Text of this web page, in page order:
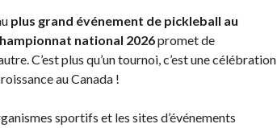
plus grand événement de pickleball au
national 2026promet de
C’est plus qu’un tournoi, c’est une célébration
au Canada !
sportifs et les sites d’événements